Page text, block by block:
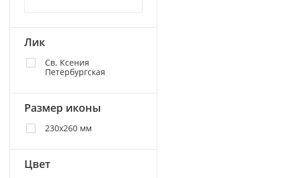
Лик
Св. Ксения
Петербургская
Размер иконы
230х260 мм
Цвет